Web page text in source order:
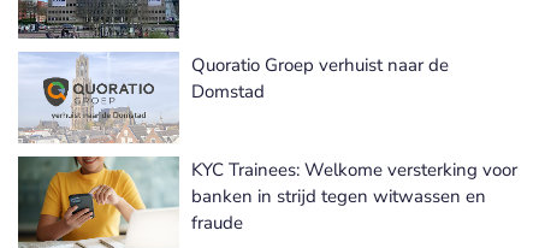
Quoratio Groep verhuist naar de
Domstad
KYC Trainees: Welkome versterking voor
banken in strijd tegen witwassen en
fraude